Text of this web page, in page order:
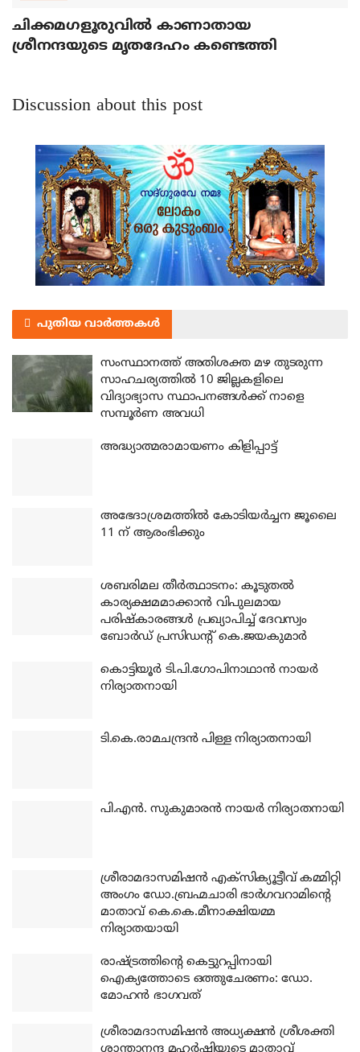
ചിക്കമഗളൂരുവില്‍ കാണാതായ
ശ്രീനന്ദയുടെ മൃതദേഹം കണ്ടെത്തി
Discussion about this post
പുതിയ വാർത്തകൾ
സംസ്ഥാനത്ത് അതിശക്ത മഴ തുടരുന്ന
സാഹചര്യത്തിൽ 10 ജില്ലകളിലെ
വിദ്യാഭ്യാസ സ്ഥാപനങ്ങൾക്ക് നാളെ
സമ്പൂർണ അവധി
അദ്ധ്യാത്മരാമായണം കിളിപ്പാട്ട്
അഭേദാശ്രമത്തില്‍ കോടിയര്‍ച്ചന ജൂലൈ
11 ന് ആരംഭിക്കും
ശബരിമല തീര്‍ത്ഥാടനം: കൂടുതല്‍
കാര്യക്ഷമമാക്കാന്‍ വിപുലമായ
പരിഷ്‌കാരങ്ങള്‍ പ്രഖ്യാപിച്ച് ദേവസ്വം
ബോര്‍ഡ് പ്രസിഡന്റ് കെ.ജയകുമാര്‍
കൊട്ടിയൂര്‍ ടി.പി.ഗോപിനാഥാന്‍ നായര്‍
നിര്യാതനായി
ടി.കെ.രാമചന്ദ്രന്‍ പിള്ള നിര്യാതനായി
പി.എന്‍. സുകുമാരന്‍ നായര്‍ നിര്യാതനായി
ശ്രീരാമദാസമിഷന്‍ എക്‌സിക്യൂട്ടീവ് കമ്മിറ്റി
അംഗം ഡോ.ബ്രഹ്മചാരി ഭാര്‍ഗവറാമിന്റെ
മാതാവ് കെ.കെ.മീനാക്ഷിയമ്മ
നിര്യാതയായി
രാഷ്ട്രത്തിന്റെ കെട്ടുറപ്പിനായി
ഐക്യത്തോടെ ഒത്തുചേരണം: ഡോ.
മോഹന്‍ ഭാഗവത്
ശ്രീരാമദാസമിഷന്‍ അധ്യക്ഷന്‍ ശ്രീശക്തി